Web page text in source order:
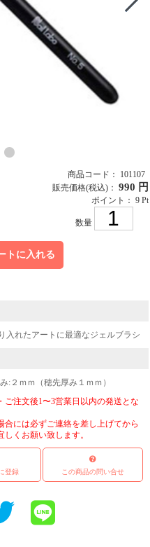
商品コード： 101107
販売価格(税込)： 990 円
ポイント： 9 Pt
数量
トに入れる
入れたアートに最適なジェルブラシ
:２ｍｍ（穂先厚み１ｍｍ）
注文後1〜3営業日以内の発送とな
合には必ずご連絡を差し上げてから
くお願い致します。
登録 この商品の問い合せ